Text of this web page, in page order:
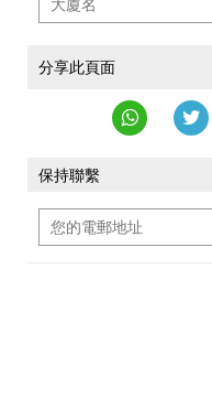
分享此頁面
保持聯繫